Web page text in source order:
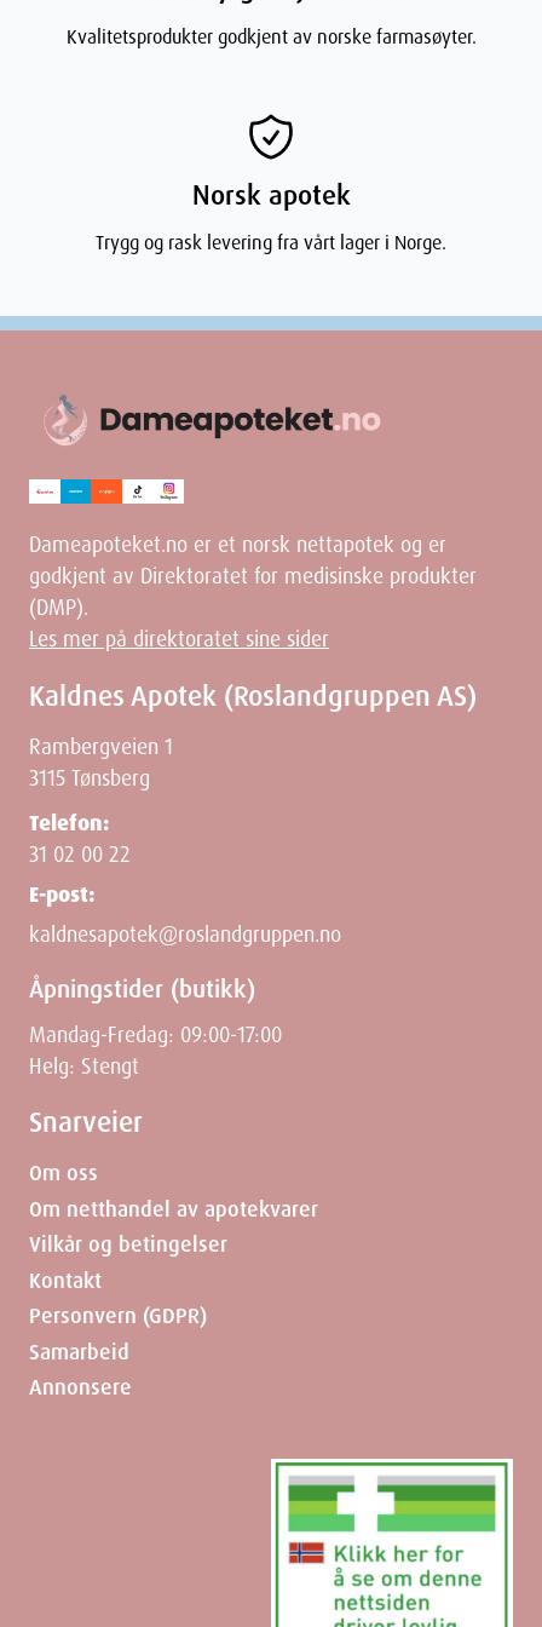
dikofenakdietylamin. Andre innholdsstoffer er karbomerer,
makrogolcetostearyleter, kokoylkaprylkaprat, dietylamin,
Dimensjoner
Width 4.9cm
Height
Weight
Kvalitetsprodukter godkjent av norske farmasøyter.
Norsk apotek
Trygg og rask levering fra vårt lager i Norge.
Dameapoteket.no er et norsk nettapotek og er
godkjent av Direktoratet for medisinske produkter
(DMP).
Les mer på direktoratet sine sider
Kaldnes Apotek (Roslandgruppen AS)
Rambergveien 1
3115 Tønsberg
Telefon:
31 02 00 22
E-post:
kaldnesapotek@roslandgruppen.no
Åpningstider (butikk)
Mandag-Fredag: 09:00-17:00
Helg: Stengt
Snarveier
Om oss
Om netthandel av apotekvarer
Vilkår og betingelser
Kontakt
Personvern (GDPR)
Samarbeid
Annonsere